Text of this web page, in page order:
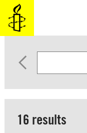
SIIRRY
VARSINAISEEN
SISÄLTÖÖN
16 results